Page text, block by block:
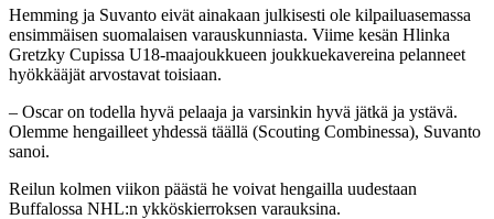
Hemming ja Suvanto eivät ainakaan julkisesti ole kilpailuasemassa
ensimmäisen suomalaisen varauskunniasta. Viime kesän Hlinka
Gretzky Cupissa U18-maajoukkueen joukkuekavereina pelanneet
hyökkääjät arvostavat toisiaan.
– Oscar on todella hyvä pelaaja ja varsinkin hyvä jätkä ja ystävä.
Olemme hengailleet yhdessä täällä (Scouting Combinessa), Suvanto
sanoi.
Reilun kolmen viikon päästä he voivat hengailla uudestaan
Buffalossa NHL:n ykköskierroksen varauksina.